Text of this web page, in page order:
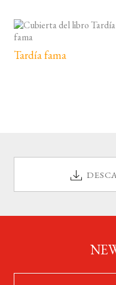
Tardía fama